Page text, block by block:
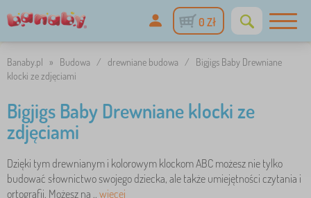
0 Zł
Banaby.pl » Budowa / drewniane budowa /
Bigjigs Baby Drewniane
klocki ze zdjęciami
Bigjigs Baby Drewniane klocki ze
zdjęciami
Dzięki tym drewnianym i kolorowym klockom ABC możesz nie tylko
budować słownictwo swojego dziecka, ale także umiejętności czytania i
ortografii. Możesz na .. więcej